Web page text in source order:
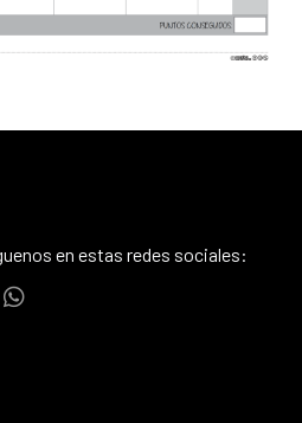
en estas redes sociales: